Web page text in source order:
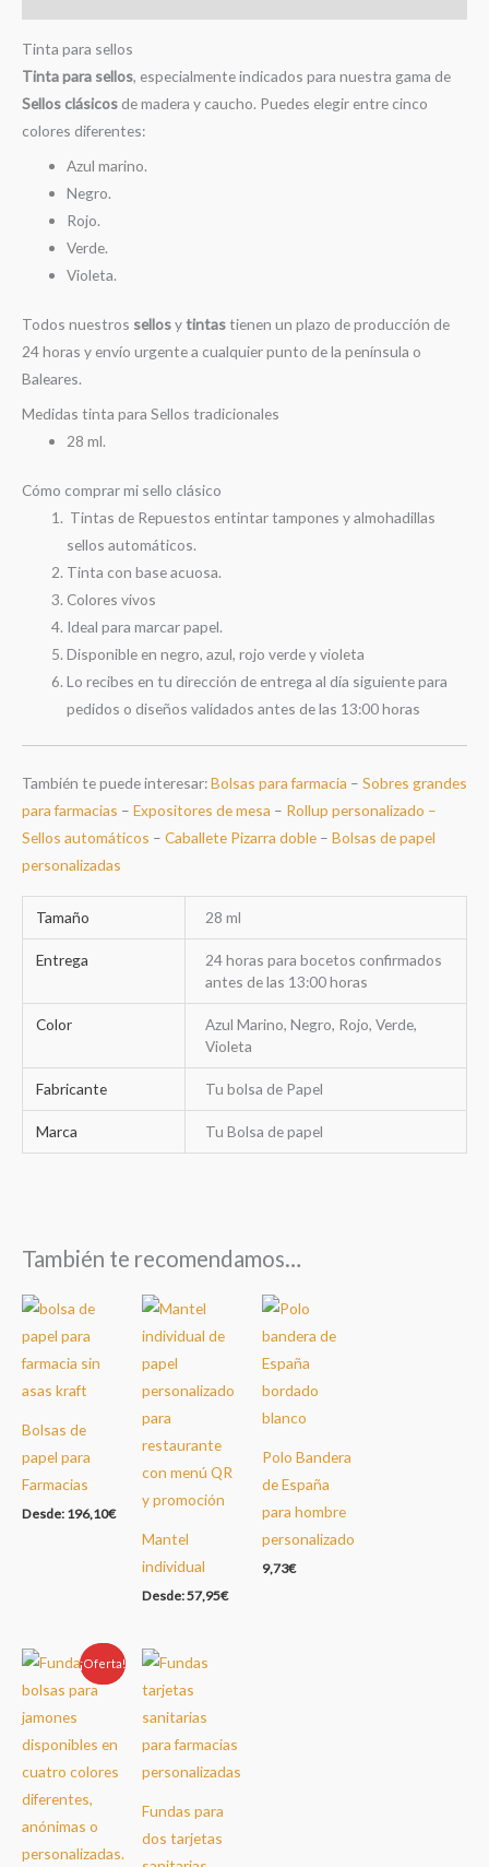
Tinta para sellos
Tinta para sellos, especialmente indicados para nuestra gama de
Sellos clásicos de madera y caucho. Puedes elegir entre cinco
colores diferentes:
Azul marino.
Negro.
Rojo.
Verde.
Violeta.
Todos nuestros sellosytintastienen un plazo de producción de
24 horas y envío urgente a cualquier punto de la península o
Baleares.
Medidas tinta para Sellos tradicionales
28 ml.
Cómo comprar mi sello clásico
Tintas de Repuestos entintar tampones y almohadillas
sellos automáticos.
Tinta con base acuosa.
Colores vivos
Ideal para marcar papel.
Disponible en negro, azul, rojo verde y violeta
Lo recibes en tu dirección de entrega al día siguiente para
pedidos o diseños validados antes de las 13:00 horas
También te puede interesar:Bolsas para farmacia – Sobres grandes
para farmacias – Expositores de mesa – Rollup personalizado –
Sellos automáticos – Caballete Pizarra doble – Bolsas de papel
personalizadas
Tamaño 28 ml
Entrega
24 horas para bocetos confirmados
antes de las 13:00 horas
Color
Azul Marino, Negro, Rojo, Verde,
Violeta
Fabricante Tu bolsa de Papel
Marca Tu Bolsa de papel
También te recomendamos…
Bolsas de
papel para
Farmacias
Desde: 196,10€
Mantel
individual
Desde:57,95€
Polo Bandera
de España
para hombre
personalizado
9,73€
Oferta!
¡Oferta!
Fundas para
dos tarjetas